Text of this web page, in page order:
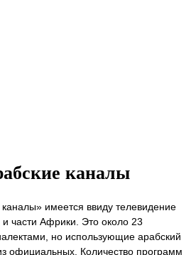
каналы
имеется ввиду телевидение
и части Африки. Это около 23
но использующие арабский
официальных. Количество программ